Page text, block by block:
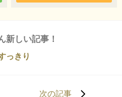
新しい記事！
っきり
次の記事